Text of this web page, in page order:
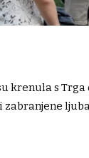
krenula s Trga
zabranjene